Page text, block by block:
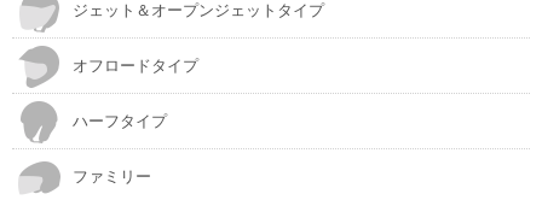
ジェット＆オープンジェットタイプ
オフロードタイプ
ハーフタイプ
ファミリー